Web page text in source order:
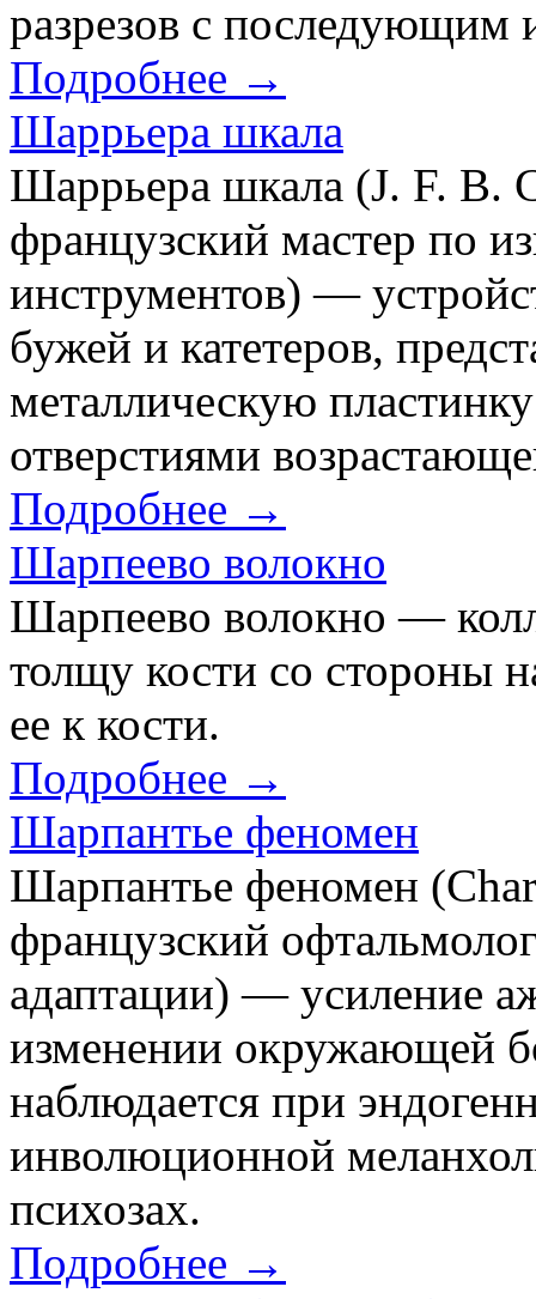
разрезов с последующим
Подробнее →
Шаррьера шкала
Шаррьера шкала (J. F. В.
французский мастер по
инструментов) —
бужей и катетеров,
металлическую
отверстиями
Подробнее →
Шарпеево волокно
Шарпеево волокно —
толщу кости со стороны
ее к кости.
Подробнее →
Шарпантье феномен
Шарпантье феномен
французский
адаптации) — усиление
изменении окружающей
наблюдается при
инволюционной
психозах.
Подробнее →